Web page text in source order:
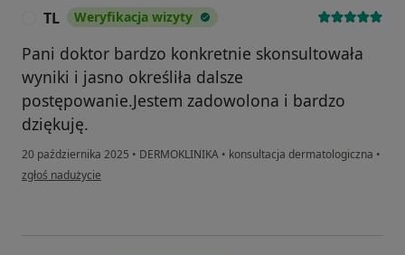
TL Weryfikacja wizyty
Pani doktor bardzo konkretnie skonsultowała
wyniki i jasno określiła dalsze
postępowanie.Jestem zadowolona i bardzo
dziękuję.
20 października 2025 • DERMOKLINIKA • konsultacja dermatologiczna •
w opinii użytkownika TL
zgłoś nadużycie